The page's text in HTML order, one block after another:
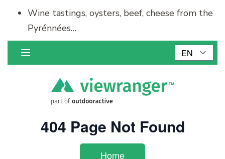
Wine tastings, oysters, beef, cheese from the
Pyrénnées…